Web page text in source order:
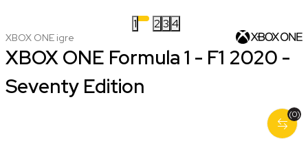
1 23 4
XBOX ONE igre
XBOX ONE Formula 1 - F1 2020 -
Seventy Edition
(0)